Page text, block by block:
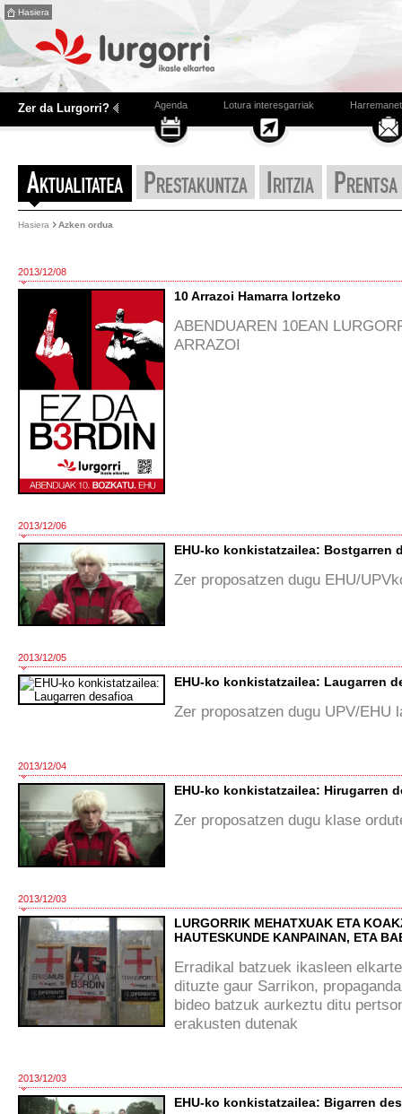
Hasiera
Zer da Lurgorri? Agenda Lotura interesgarriak
Hasiera Azken ordua
2013/12/08
10 Arrazoi Hamarra lortzeko
ABENDUAREN 10EAN
ARRAZOI
2013/12/06
EHU-ko konkistatzailea: Bostgarren
Zer proposatzen dugu EHU/
2013/12/05
EHU-ko konkistatzailea: Laugarren
Zer proposatzen dugu UPV/EHU
2013/12/04
EHU-ko konkistatzailea: Hirugarren
Zer proposatzen dugu klase
2013/12/03
LURGORRIK MEHATXUAK ETA
HAUTESKUNDE KANPAINAN, ETA
Erradikal batzuek ikasleen
dituzte gaur Sarrikon,
bideo batzuk aurkeztu ditu
erakusten dutenak
2013/12/03
EHU-ko konkistatzailea: Bigarren